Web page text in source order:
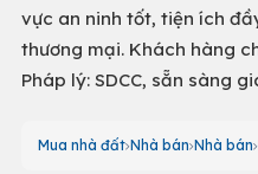
vực an ninh tốt, tiện ích
thương mại. Khách hàng
Pháp lý: SDCC, sẵn sàng
Mua nhà đất Nhà bán Nhà bán